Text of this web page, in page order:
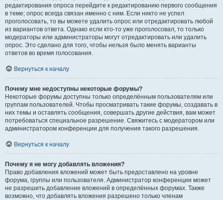
редактирования опроса перейдите к редактированию первого сообщения
в теме; опрос всегда связан именно с ним. Если никто не успел
проголосовать, то вы можете удалить опрос или отредактировать любой
из вариантов ответа. Однако если кто-то уже проголосовал, то только
модераторы или администраторы могут отредактировать или удалить
опрос. Это сделано для того, чтобы нельзя было менять варианты
ответов во время голосования.
Вернуться к началу
Почему мне недоступны некоторые форумы?
Некоторые форумы доступны только определённым пользователям или
группам пользователей. Чтобы просматривать такие форумы, создавать в
них темы и оставлять сообщения, совершать другие действия, вам может
потребоваться специальное разрешение. Свяжитесь с модератором или
администратором конференции для получения такого разрешения.
Вернуться к началу
Почему я не могу добавлять вложения?
Право добавления вложений может быть предоставлено на уровне
форума, группы или пользователя. Администратор конференции может
не разрешить добавление вложений в определённых форумах. Также
возможно, что добавлять вложения разрешено только членам